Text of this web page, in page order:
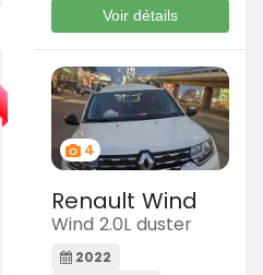
Voir détails
4
Renault Wind
Wind 2.0L duster
2022